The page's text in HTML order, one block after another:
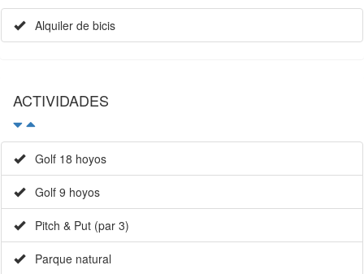
Alquiler de bicis
ACTIVIDADES
Golf 18 hoyos
Golf 9 hoyos
Pitch & Put (par 3)
Parque natural